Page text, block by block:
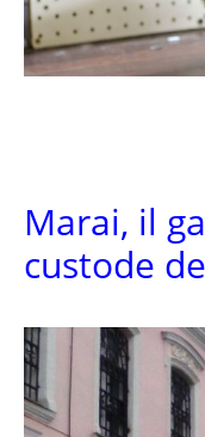
Marai, il
custode